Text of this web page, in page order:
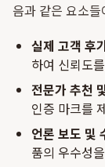
음과 같은 요소
실제 고객 후
하여 신뢰도
전문가 추천
인증 마크를
언론 보도 및
품의 우수성